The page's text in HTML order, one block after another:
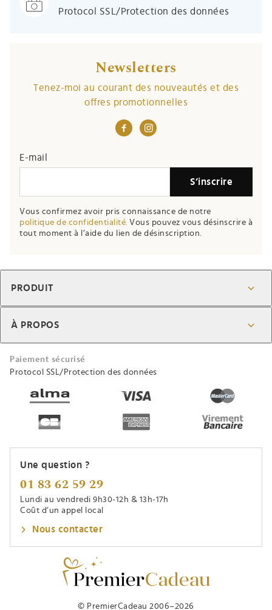
Protocol SSL/Protection des données
Newsletters
Tenez-moi au courant des nouveautés et des
offres promotionnelles
E-mail
S’inscrire
Vous confirmez avoir pris connaissance de notre
politique de confidentialité. Vous pouvez vous désinscrire à
tout moment à l’aide du lien de désinscription.
© PremierCadeau 2006–2026
PRODUIT
À PROPOS
Paiement sécurisé
Protocol SSL/Protection des données
Une question ?
01 83 62 59 29
Lundi au vendredi 9h30-12h & 13h-17h
Coût d’un appel local
Nous contacter